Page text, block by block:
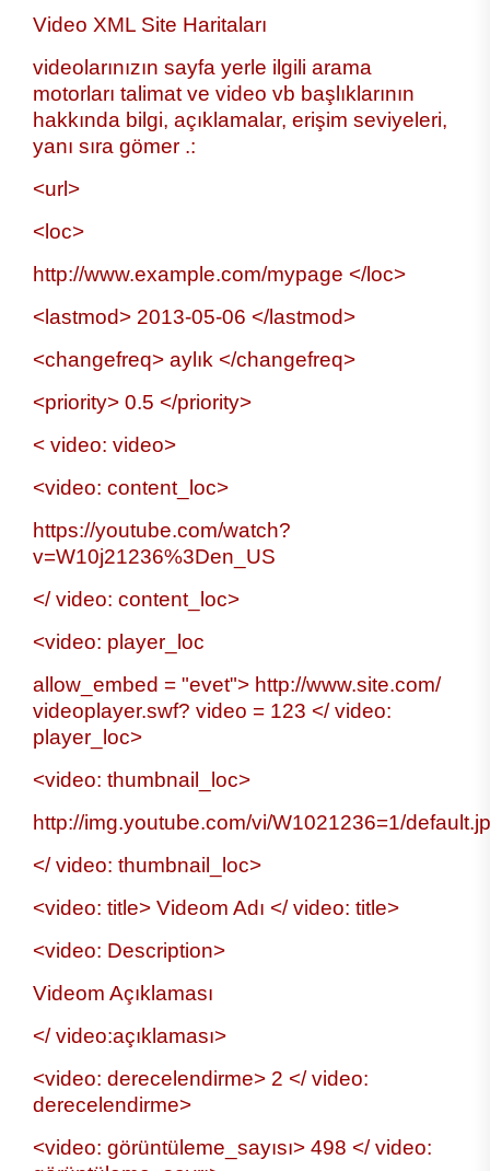
Video XML Site Haritaları
videolarınızın sayfa yerle ilgili arama
motorları talimat ve video vb başlıklarının
hakkında bilgi, açıklamalar, erişim seviyeleri,
yanı sıra gömer .:
<url>
<loc>
http://www.example.com/mypage </loc>
<lastmod> 2013-05-06 </lastmod>
<changefreq> aylık </changefreq>
<priority> 0.5 </priority>
< video: video>
<video: content_loc>
https://youtube.com/watch?
v=W10j21236%3Den_US
</ video: content_loc>
<video: player_loc
allow_embed = "evet"> http://www.site.com/
videoplayer.swf? video = 123 </ video:
player_loc>
<video: thumbnail_loc>
http://img.youtube.com/vi/W1021236=1/
</ video: thumbnail_loc>
<video: title> Videom Adı </ video: title>
<video: Description>
Videom Açıklaması
</ video:açıklaması>
<video: derecelendirme> 2 </ video:
derecelendirme>
<video: görüntüleme_sayısı> 498 </ video: